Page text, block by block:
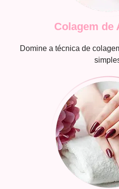
Colagem de
Domine a técnica de